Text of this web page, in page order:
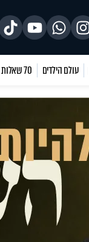
עולם הילדים 70 שאלות